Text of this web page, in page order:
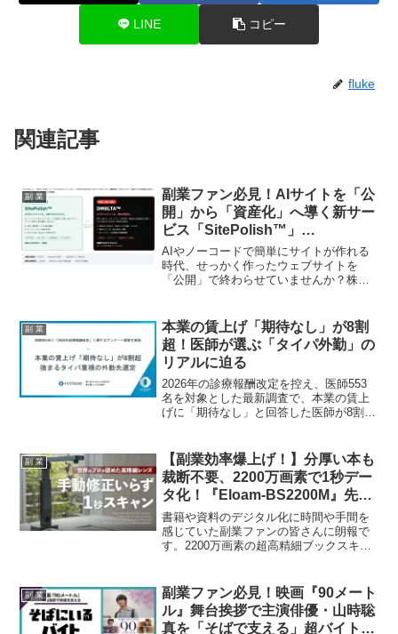
LINE コピー
fluke
関連記事
副 業
副業ファン必見！AIサイトを「公
開」から「資産化」へ導く新サー
ビス「SitePolish™」
「DIRELTA™」が登場！
AIやノーコードで簡単にサイトが作れる
時代、せっかく作ったウェブサイトを
「公開」で終わらせていませんか？株式
として育てるための新サービス
「SitePolish™」「DIRELTA™」
「DIRELTA CHECK™」が2026年6月15日
に同時リリースされます！
副 業
本業の賃上げ「期待なし」が8割
超！医師が選ぶ「タイパ外勤」の
リアルに迫る
2026年の診療報酬改定を控え、医師553
名を対象とした最新調査で、本業の賃上
げに「期待なし」と回答した医師が8割を
経済的安定を求めるニーズと、「高時
給」と「良好な勤務環境」を両立する
「タイパ外勤」の追求が進む実態が明ら
かになりました。副業ファンにとって、
医師の働き方の「今」を知る貴重なレポ
ートです。
副 業
【副業効率爆上げ！】分厚い本も
裁断不要、2200万画素で1秒デー
タ化！『Eloam-BS2200M』先行
販売で情報収集を高速化
書籍や資料のデジタル化に時間や手間を
感じていた副業ファンの皆さんに朗報で
す。2200万画素の超高精細ブックスキャ
やOCR機能も搭載し、あなたの情報収集
やコンテンツ作成を強力にサポートしま
す。
副 業
副業ファン必見！映画『90メート
ル』舞台挨拶で主演俳優・山時聡
真を「そばで支える」超バイトが